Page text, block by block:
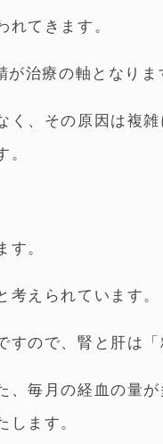
てきます。
治療の軸となりま
、その原因は複
。
す。
考えられています。
ので、腎と肝は「
毎月の経血の量
ます。